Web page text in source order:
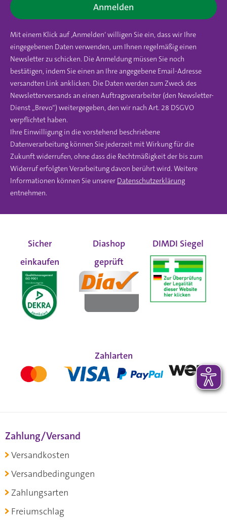
Anmelden
Mit einem Klick auf ‚Anmelden‘ willigen Sie ein, dass wir Ihre
eingegebenen Daten verwenden, um Ihnen regelmäßig einen
Newsletter zu schicken. Die Anmeldung müssen Sie noch
bestätigen, indem Sie einen an Ihre angegebene Email-Adresse
versandten Link anklicken. Die Daten werden zum Zweck des
Newsletterversands an einen Auftragsverarbeiter (den Newsletter-
Dienst „Brevo“) weitergegeben, den wir nach Art. 28 DSGVO
verpflichtet haben.
Ihre Einwilligung in die vorstehend beschriebene
Datenverarbeitung können Sie jederzeit mit Wirkung für die
Zukunft widerrufen, ohne dass die Rechtmäßigkeit der bis zum
Widerruf erfolgten Verarbeitung davon berührt wird. Weitere
Informationen können Sie unserer Datenschutzerklärung
entnehmen.
Sicher
einkaufen
Diashop
geprüft
DIMDI Siegel
Zahlarten
Zahlung/Versand
Versandkosten
Versandbedingungen
Zahlungsarten
Freiumschlag